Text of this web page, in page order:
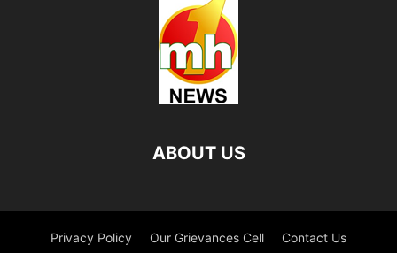
ABOUT US
Privacy Policy Our Grievances Cell Contact Us